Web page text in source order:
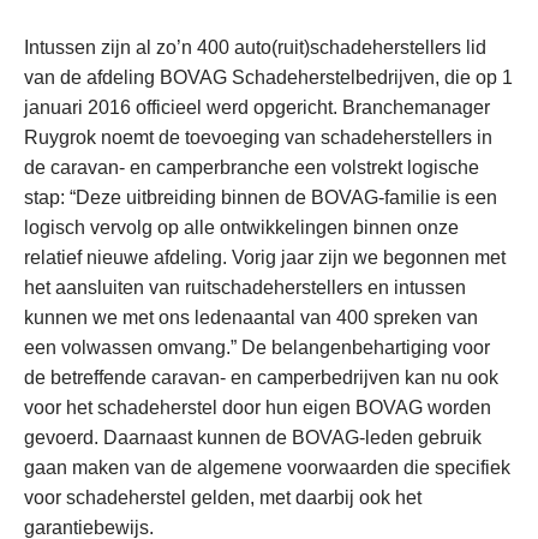
Intussen zijn al zo’n 400 auto(ruit)schadeherstellers lid
van de afdeling BOVAG Schadeherstelbedrijven, die op 1
januari 2016 officieel werd opgericht. Branchemanager
Ruygrok noemt de toevoeging van schadeherstellers in
de caravan- en camperbranche een volstrekt logische
stap: “Deze uitbreiding binnen de BOVAG-familie is een
logisch vervolg op alle ontwikkelingen binnen onze
relatief nieuwe afdeling. Vorig jaar zijn we begonnen met
het aansluiten van ruitschadeherstellers en intussen
kunnen we met ons ledenaantal van 400 spreken van
een volwassen omvang.” De belangenbehartiging voor
de betreffende caravan- en camperbedrijven kan nu ook
voor het schadeherstel door hun eigen BOVAG worden
gevoerd. Daarnaast kunnen de BOVAG-leden gebruik
gaan maken van de algemene voorwaarden die specifiek
voor schadeherstel gelden, met daarbij ook het
garantiebewijs.